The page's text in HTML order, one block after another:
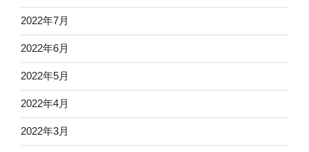
2022年7月
2022年6月
2022年5月
2022年4月
2022年3月